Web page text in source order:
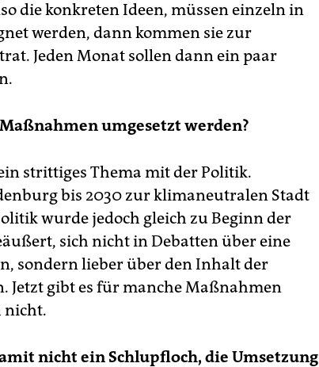
die konkreten Ideen, müssen einzeln in
werden, dann kommen sie zur
Jeden Monat sollen dann ein paar
umgesetzt werden?
strittiges Thema mit der Politik.
bis 2030 zur klimaneutralen­ Stadt
wurde jedoch gleich zu Beginn der
sich nicht in Debatten über eine
sondern lieber über den Inhalt der
Jetzt gibt es für manche Maßnahmen
nicht.
nicht ein Schlupfloch, die Umsetzung